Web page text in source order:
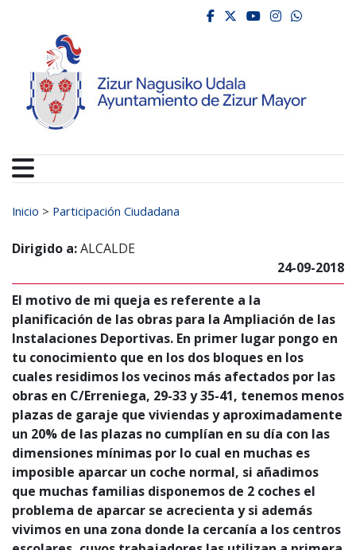
Ayuntamiento de
facebook
twitter
youtube
Buscar:
Inicio > Participación Ciudadana
Dirigido a:ALCALDE
24-09-2018
El motivo de mi queja es referente a la
planificación de las obras para la Ampliación de las
Instalaciones Deportivas. En primer lugar pongo en
tu conocimiento que en los dos bloques en los
cuales residimos los vecinos más afectados por las
obras en C/Erreniega, 29-33 y 35-41, tenemos menos
plazas de garaje que viviendas y aproximadamente
un 20% de las plazas no cumplían en su día con las
dimensiones mínimas por lo cual en muchas es
imposible aparcar un coche normal, si añadimos
que muchas familias disponemos de 2 coches el
problema de aparcar se acrecienta y si además
vivimos en una zona donde la cercanía a los centros